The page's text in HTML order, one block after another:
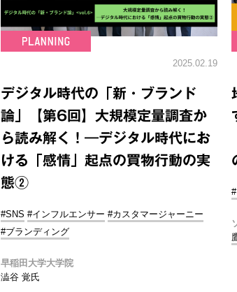
2025.02.19
デジタル時代の「新・ブランド
論」【第6回】大規模定量調査か
ら読み解く！―デジタル時代にお
ける「感情」起点の買物行動の実
態②
#SNS #インフルエンサー #カスタマージャーニー
#ブランディング
早稲田大学大学院
澁谷 覚氏